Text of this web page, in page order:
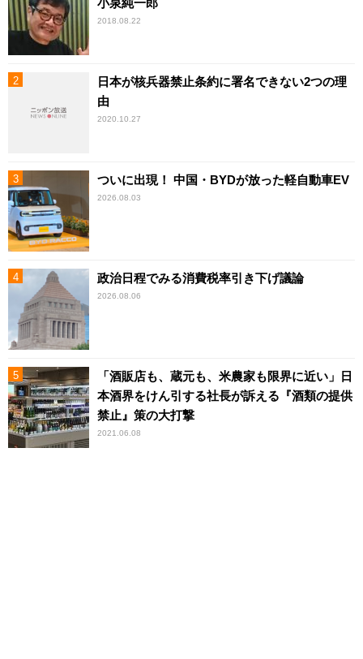
小泉純一郎
2018.08.22
日本が核兵器禁止条約に署名できない2つの理
由
2020.10.27
ついに出現！ 中国・BYDが放った軽自動車EV
2026.08.03
政治日程でみる消費税率引き下げ議論
2026.08.06
「酒販店も、蔵元も、米農家も限界に近い」日
本酒界をけん引する社長が訴える『酒類の提供
禁止』策の大打撃
2021.06.08